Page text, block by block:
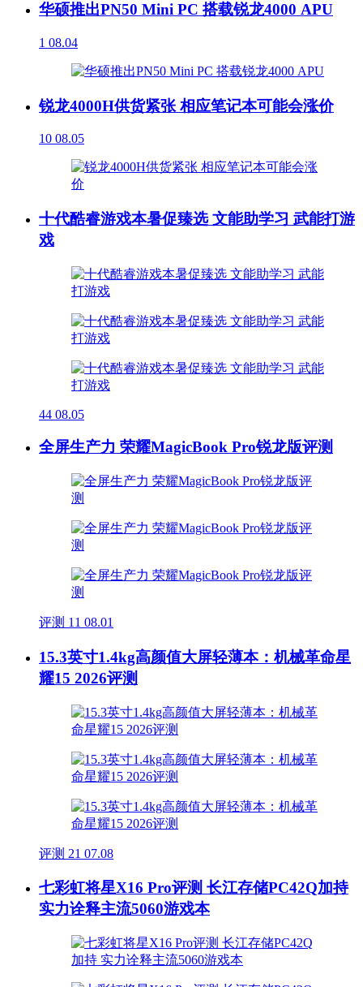
华硕推出PN50 Mini PC 搭载锐龙4000 APU
1 08.04
锐龙4000H供货紧张 相应笔记本可能会涨价
10 08.05
十代酷睿游戏本暑促臻选 文能助学习 武能打游
戏
44 08.05
全屏生产力 荣耀MagicBook Pro锐龙版评测
评测 11 08.01
15.3英寸1.4kg高颜值大屏轻薄本：机械革命星
耀15 2026评测
评测 21 07.08
七彩虹将星X16 Pro评测 长江存储PC42Q加持
实力诠释主流5060游戏本